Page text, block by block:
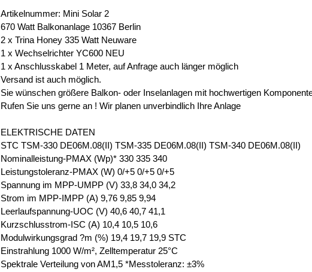
Artikelnummer: Mini Solar 2
670 Watt Balkonanlage 10367 Berlin
2 x Trina Honey 335 Watt Neuware
1 x Wechselrichter YC600 NEU
1 x Anschlusskabel 1 Meter, auf Anfrage auch länger möglich
Versand ist auch möglich.
Sie wünschen größere Balkon- oder Inselanlagen mit hochwertigen
Rufen Sie uns gerne an ! Wir planen unverbindlich Ihre Anlage
ELEKTRISCHE DATEN
STC TSM-330 DE06M.08(II) TSM-335 DE06M.08(II) TSM-340 DE06M.08(II)
Nominalleistung-PMAX (Wp)* 330 335 340
Leistungstoleranz-PMAX (W) 0/+5 0/+5 0/+5
Spannung im MPP-UMPP (V) 33,8 34,0 34,2
Strom im MPP-IMPP (A) 9,76 9,85 9,94
Leerlaufspannung-UOC (V) 40,6 40,7 41,1
Kurzschlusstrom-ISC (A) 10,4 10,5 10,6
Modulwirkungsgrad ?m (%) 19,4 19,7 19,9 STC
Einstrahlung 1000 W/m², Zelltemperatur 25°C
Spektrale Verteilung von AM1,5 *Messtoleranz: ±3%